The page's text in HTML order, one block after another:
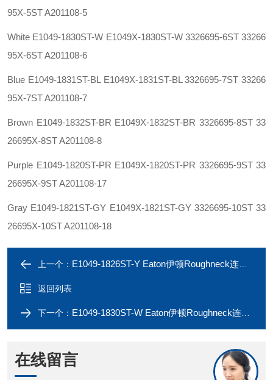
95X-5ST A201108-5
White E1049-1830ST-W E1049X-1830ST-W 3326695-6ST 33266
95X-6ST A201108-6
Blue E1049-1831ST-BL E1049X-1831ST-BL 3326695-7ST 33266
95X-7ST A201108-7
Brown E1049-1832ST-BR E1049X-1832ST-BR 3326695-8ST 33
26695X-8ST A201108-8
Purple E1049-1820ST-PR E1049X-1820ST-PR 3326695-9ST 33
26695X-9ST A201108-17
Gray E1049-1821ST-GY E1049X-1821ST-GY 3326695-10ST 33
26695X-10ST A201108-18
上一个： E1049-1826ST-Y Eaton伊顿Roughneck连接器E1049-1825ST-BK 1135A
返回列表
下一个： E1049-1830ST-W Eaton伊顿Roughneck连接器E1049-1829ST-G 1135A
在线留言